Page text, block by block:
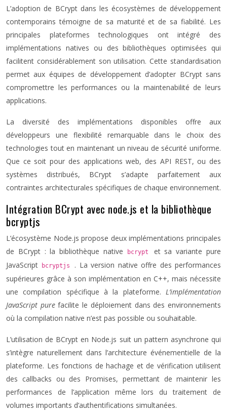
L’adoption de BCrypt dans les écosystèmes de développement
contemporains témoigne de sa maturité et de sa fiabilité. Les
principales plateformes technologiques ont intégré des
implémentations natives ou des bibliothèques optimisées qui
facilitent considérablement son utilisation. Cette standardisation
permet aux équipes de développement d’adopter BCrypt sans
compromettre les performances ou la maintenabilité de leurs
applications.
La diversité des implémentations disponibles offre aux
développeurs une flexibilité remarquable dans le choix des
technologies tout en maintenant un niveau de sécurité uniforme.
Que ce soit pour des applications web, des API REST, ou des
systèmes distribués, BCrypt s’adapte parfaitement aux
contraintes architecturales spécifiques de chaque environnement.
Intégration BCrypt avec node.js et la bibliothèque
bcryptjs
L’écosystème Node.js propose deux implémentations principales
de BCrypt : la bibliothèque native
bcrypt et sa variante pure
JavaScript
bcryptjs . La version native offre des performances
supérieures grâce à son implémentation en C++, mais nécessite
une compilation spécifique à la plateforme. L’implémentation
JavaScript purefacilite le déploiement dans des environnements
où la compilation native n’est pas possible ou souhaitable.
L’utilisation de BCrypt en Node.js suit un pattern asynchrone qui
s’intègre naturellement dans l’architecture événementielle de la
plateforme. Les fonctions de hachage et de vérification utilisent
des callbacks ou des Promises, permettant de maintenir les
performances de l’application même lors du traitement de
volumes importants d’authentifications simultanées.